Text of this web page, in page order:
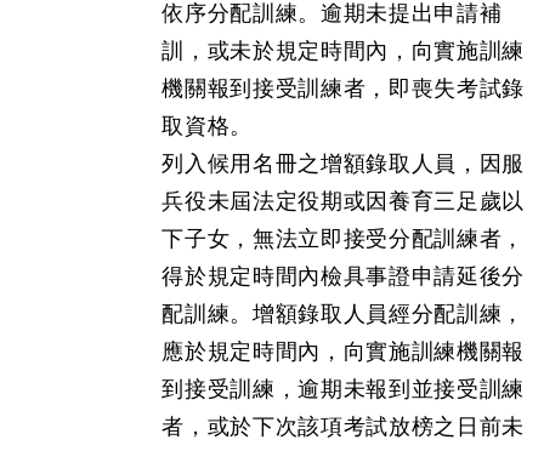
依序分配訓練。逾期未提出申請補
訓，或未於規定時間內，向實施訓練
機關報到接受訓練者，即喪失考試錄
取資格。
列入候用名冊之增額錄取人員，因服
兵役未屆法定役期或因養育三足歲以
下子女，無法立即接受分配訓練者，
得於規定時間內檢具事證申請延後分
配訓練。增額錄取人員經分配訓練，
應於規定時間內，向實施訓練機關報
到接受訓練，逾期未報到並接受訓練
者，或於下次該項考試放榜之日前未